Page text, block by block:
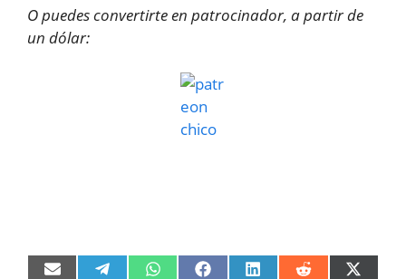
O puedes convertirte en patrocinador, a partir de
un dólar:
CompartirCompartirCompartirCompartirCompartirCompartir